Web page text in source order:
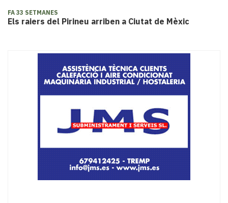
FA 33 SETMANES
Els raiers del Pirineu arriben a Ciutat de Mèxic